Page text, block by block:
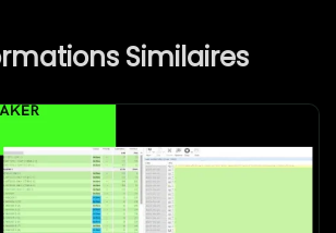
Similaires